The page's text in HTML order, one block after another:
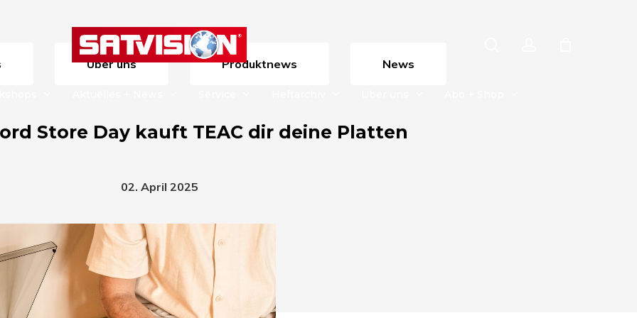
Über uns Produktnews News
Store Day kauft TEAC dir deine Platten
02. April 2025